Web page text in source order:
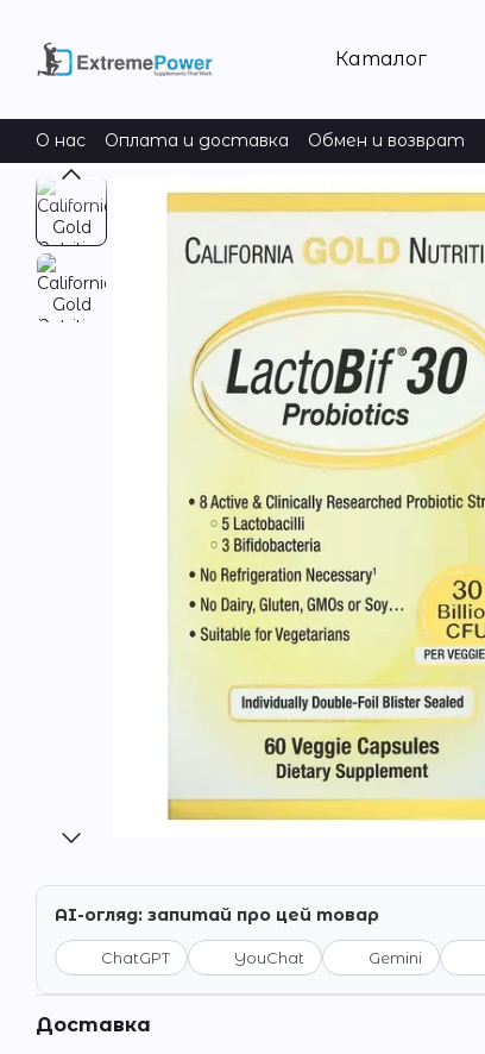
Каталог
О нас Оплата и доставка Обмен и возврат
AI-огляд: запитай про цей товар
ChatGPT YouChat Gemini
Доставка